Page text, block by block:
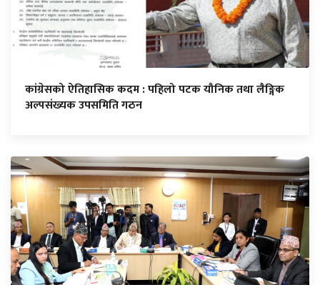
कांग्रेसको ऐतिहासिक कदम : पहिलो पटक यौनिक तथा लैङ्गिक
अल्पसंख्यक उपसमिति गठन